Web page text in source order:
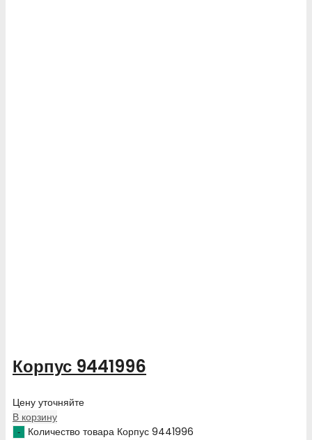
Корпус 9441996
Цену уточняйте
В корзину
Количество товара Корпус 9441996